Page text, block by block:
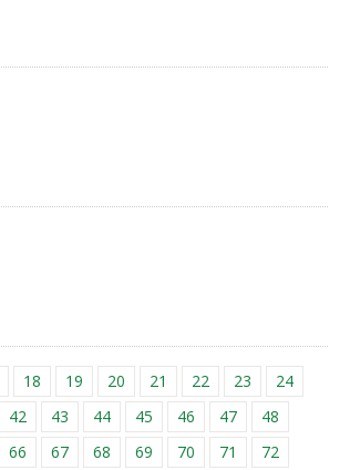
18 19 20 21 22 23
24
42 43 44 45 46 47
48
66 67 68 69 70 71 72